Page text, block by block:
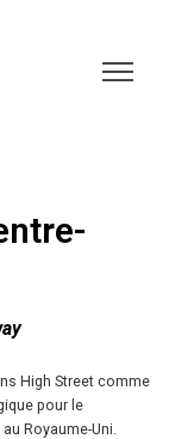
High Street comme
pour le
Royaume-Uni.